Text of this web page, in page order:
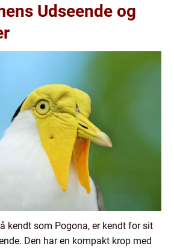
Udseende og
kendt som Pogona, er kendt for sit
Den har en kompakt krop med